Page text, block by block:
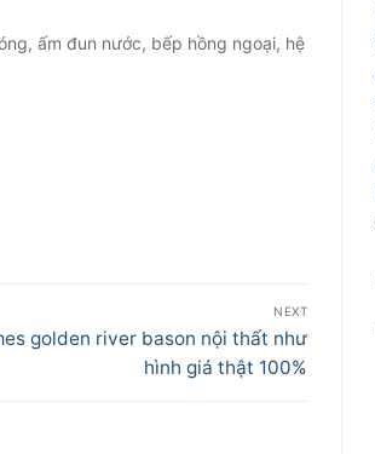
ấm đun nước, bếp hồng ngoại, hệ
NEXT
golden river bason nội thất như
hình giá thật 100%